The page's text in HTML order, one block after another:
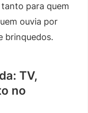
para quem
ouvia por
brinquedos.
TV,
no